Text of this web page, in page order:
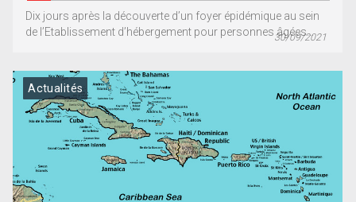
Dix jours après la découverte d’un foyer épidémique au sein
de l’Etablissement d’hébergement pour personnes âgées...
30/09/2021
Actualités